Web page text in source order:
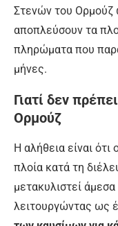
Στενών του Ορμούζ
αποπλεύσουν τα
πληρώματα που
μήνες.
Γιατί δεν
Ορμούζ
Η αλήθεια είναι
πλοία κατά τη
μετακυλιστεί
λειτουργώντας ως